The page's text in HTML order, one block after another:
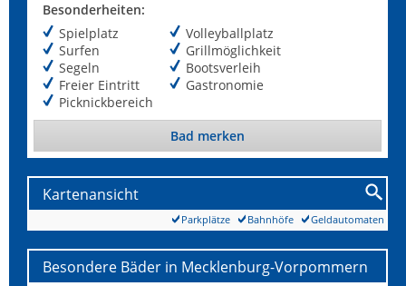
Besonderheiten:
Spielplatz
Surfen
Segeln
Freier Eintritt
Picknickbereich
Volleyballplatz
Grillmöglichkeit
Bootsverleih
Gastronomie
Bad merken
Kartenansicht
Geldautomaten
Bahnhöfe
Parkplätze
Besondere Bäder in Mecklenburg-Vorpommern